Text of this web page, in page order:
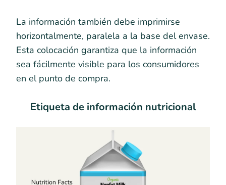
La información también debe imprimirse
horizontalmente, paralela a la base del envase.
Esta colocación garantiza que la información
sea fácilmente visible para los consumidores
en el punto de compra.
Etiqueta de información nutricional